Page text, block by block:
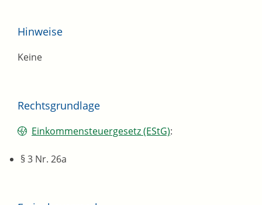
Hinweise
Keine
Rechtsgrundlage
Einkommensteuergesetz (EStG):
§ 3 Nr. 26a